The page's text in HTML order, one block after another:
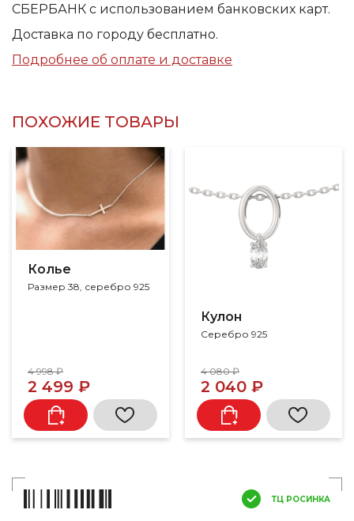
СБЕРБАНК с использованием банковских карт.
Доставка по городу бесплатно.
Подробнее об оплате и доставке
ПОХОЖИЕ ТОВАРЫ
Колье
Размер 38, серебро 925
4 998 ₽
2 499 ₽
Кулон
Серебро 925
4 080 ₽
2 040 ₽
ТЦ РОСИНКА